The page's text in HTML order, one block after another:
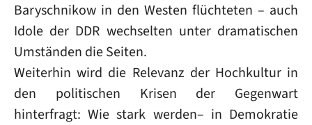
Baryschnikow in den Westen flüchteten – auch
Idole der DDR wechselten unter dramatischen
Umständen die Seiten.
Weiterhin wird die Relevanz der Hochkultur in
den politischen Krisen der Gegenwart
hinterfragt: Wie stark werden– in Demokratie